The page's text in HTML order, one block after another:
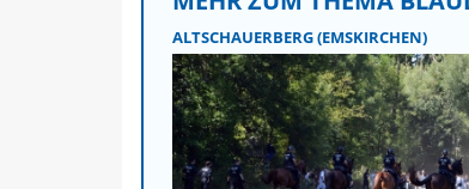
ALTSCHAUERBERG (EMSKIRCHEN)